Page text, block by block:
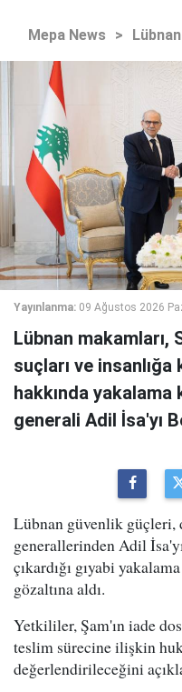
Mepa News > Lübnan
Yayınlanma: 09 Ağustos 2026
Lübnan makamları,
suçları ve insanlığa
hakkında yakalama
generali Adil İsa'yı
Lübnan güvenlik
generallerinden Adil
çıkardığı gıyabi
gözaltına aldı.
Yetkililer, Şam'ın iade
teslim sürecine ilişkin
değerlendirileceğini